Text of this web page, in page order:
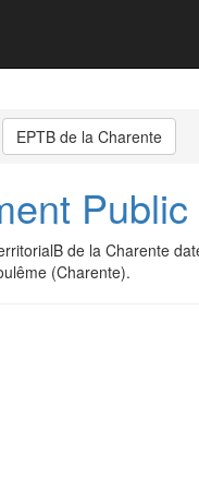
EPTB de la Charente
de la Charente
(Charente).